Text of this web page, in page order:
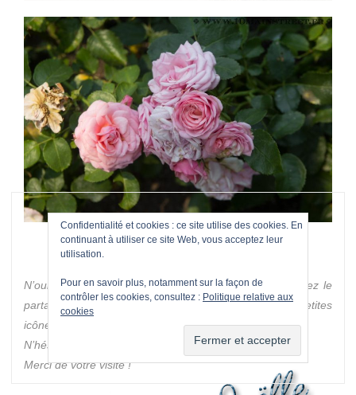
N’oubliez pas que si cet article vous a plu, vous pouvez le
partager sur les réseaux sociaux en cliquant sur les petites
icônes ou le faire lire à vos proches.
N’hésitez pas à me laisser un petit commentaire.
Merci de votre visite !
Confidentialité et cookies : ce site utilise des cookies. En
continuant à utiliser ce site Web, vous acceptez leur
utilisation.
Pour en savoir plus, notamment sur la façon de
contrôler les cookies, consultez : Politique relative aux
cookies